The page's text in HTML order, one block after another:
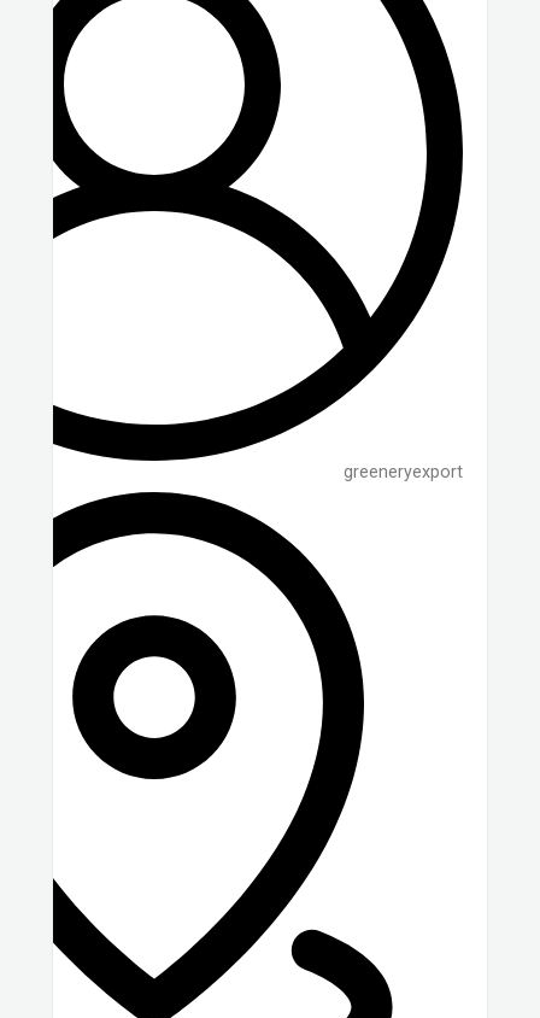
greeneryexport